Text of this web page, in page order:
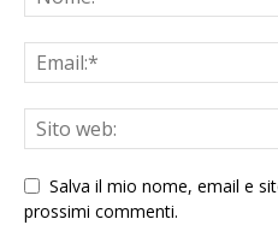
Salva il mio nome, email e
prossimi commenti.